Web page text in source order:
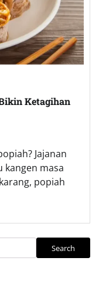
Ketagihan
Jajanan
kangen masa
popiah
Search